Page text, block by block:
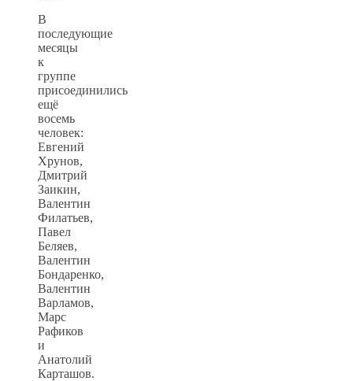
В
последующие
месяцы
к
группе
присоединились
ещё
восемь
человек:
Евгений
Хрунов,
Дмитрий
Заикин,
Валентин
Филатьев,
Павел
Беляев,
Валентин
Бондаренко,
Валентин
Варламов,
Марс
Рафиков
и
Анатолий
Карташов.